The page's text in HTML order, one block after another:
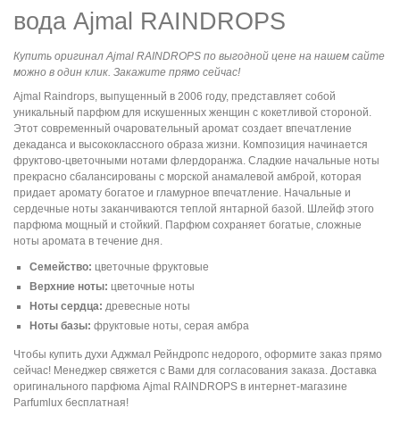
вода Ajmal RAINDROPS
Купить оригинал Ajmal RAINDROPS по выгодной цене на нашем сайте
можно в один клик. Закажите прямо сейчас!
Ajmal Raindrops, выпущенный в 2006 году, представляет собой
уникальный парфюм для искушенных женщин с кокетливой стороной.
Этот современный очаровательный аромат создает впечатление
декаданса и высококлассного образа жизни. Композиция начинается
фруктово-цветочными нотами флердоранжа. Сладкие начальные ноты
прекрасно сбалансированы с морской анамалевой амброй, которая
придает аромату богатое и гламурное впечатление. Начальные и
сердечные ноты заканчиваются теплой янтарной базой. Шлейф этого
парфюма мощный и стойкий. Парфюм сохраняет богатые, сложные
ноты аромата в течение дня.
Семейство: цветочные фруктовые
Верхние ноты: цветочные ноты
Ноты сердца: древесные ноты
Ноты базы: фруктовые ноты, серая амбра
Чтобы купить духи Аджмал Рейндропс недорого, оформите заказ прямо
сейчас! Менеджер свяжется с Вами для согласования заказа. Доставка
оригинального парфюма Ajmal RAINDROPS в интернет-магазине
Parfumlux бесплатная!